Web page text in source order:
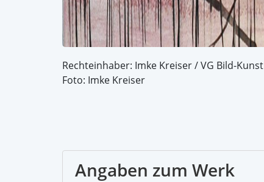
Rechteinhaber: Imke Kreiser / VG Bild-Kunst
Foto: Imke Kreiser
Angaben zum Werk